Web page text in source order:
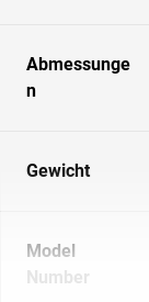
Abmessunge
n
Gewicht
Model
Number